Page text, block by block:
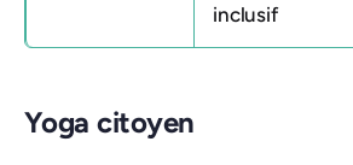
inclusif
Yoga citoyen